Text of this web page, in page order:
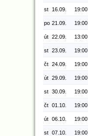
st 16.09. 19:00
po 21.09. 19:00
út 22.09. 13:00
st 23.09. 19:00
čt 24.09. 19:00
út 29.09. 19:00
st 30.09. 19:00
čt 01.10. 19:00
út 06.10. 19:00
st 07.10. 19:00